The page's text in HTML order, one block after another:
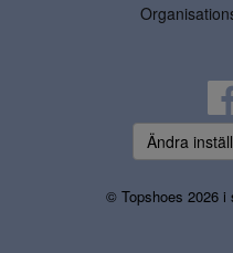
Ändra
© Topshoes 2026 i